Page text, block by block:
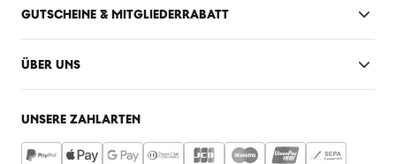
GUTSCHEINE & MITGLIEDERRABATT
ÜBER UNS
UNSERE ZAHLARTEN